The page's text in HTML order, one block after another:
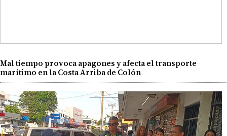
Mal tiempo provoca apagones y afecta el transporte
marítimo en la Costa Arriba de Colón